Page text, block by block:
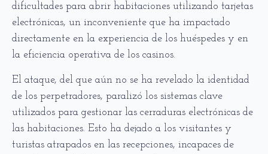
dificultades para abrir habitaciones utilizando tarjetas
electrónicas, un inconveniente que ha impactado
directamente en la experiencia de los huéspedes y en
la eficiencia operativa de los casinos.
El ataque, del que aún no se ha revelado la identidad
de los perpetradores, paralizó los sistemas clave
utilizados para gestionar las cerraduras electrónicas de
las habitaciones. Esto ha dejado a los visitantes y
turistas atrapados en las recepciones, incapaces de